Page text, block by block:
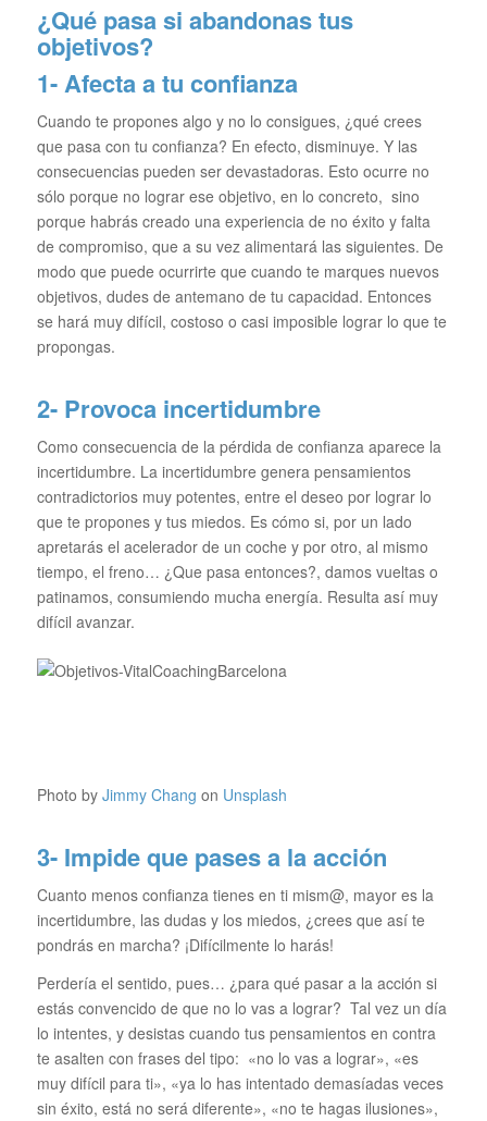
¿Qué pasa si abandonas tus
objetivos?
1- Afecta a tu confianza
Cuando te propones algo y no lo consigues, ¿qué crees
que pasa con tu confianza? En efecto, disminuye. Y las
consecuencias pueden ser devastadoras. Esto ocurre no
sólo porque no lograr ese objetivo, en lo concreto, sino
porque habrás creado una experiencia de no éxito y falta
de compromiso, que a su vez alimentará las siguientes. De
modo que puede ocurrirte que cuando te marques nuevos
objetivos, dudes de antemano de tu capacidad. Entonces
se hará muy difícil, costoso o casi imposible lograr lo que te
propongas.
2- Provoca incertidumbre
Como consecuencia de la pérdida de confianza aparece la
incertidumbre. La incertidumbre genera pensamientos
contradictorios muy potentes, entre el deseo por lograr lo
que te propones y tus miedos. Es cómo si, por un lado
apretarás el acelerador de un coche y por otro, al mismo
tiempo, el freno… ¿Que pasa entonces?, damos vueltas o
patinamos, consumiendo mucha energía. Resulta así muy
difícil avanzar.
Photo by Jimmy Chang on Unsplash
3- Impide que pases a la acción
Cuanto menos confianza tienes en ti mism@, mayor es la
incertidumbre, las dudas y los miedos, ¿crees que así te
pondrás en marcha? ¡Difícilmente lo harás!
Perdería el sentido, pues… ¿para qué pasar a la acción si
estás convencido de que no lo vas a lograr? Tal vez un día
lo intentes, y desistas cuando tus pensamientos en contra
te asalten con frases del tipo: «no lo vas a lograr», «es
muy difícil para ti», «ya lo has intentado demasíadas veces
sin éxito, está no será diferente», «no te hagas ilusiones»,